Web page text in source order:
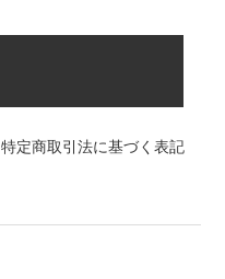
特定商取引法に基づく表記